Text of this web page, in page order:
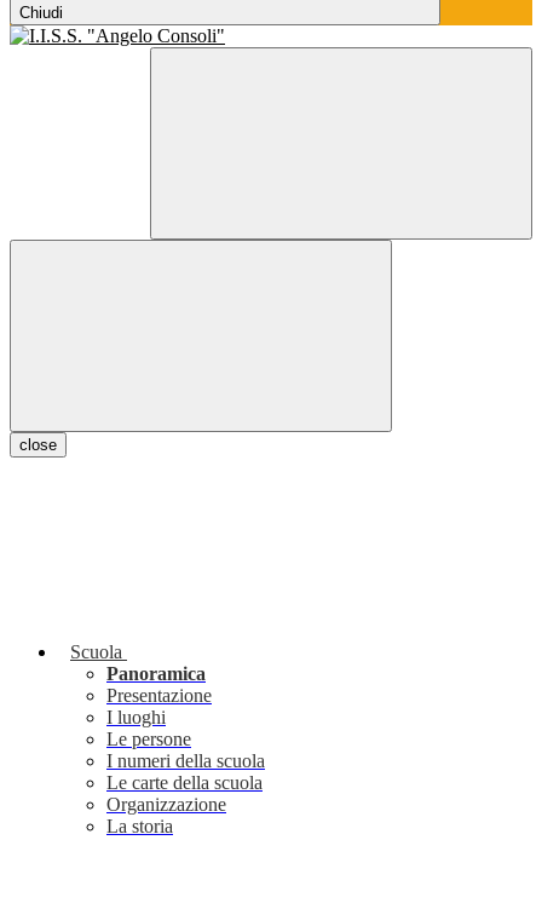
Chiudi
close
Scuola
Panoramica
Presentazione
I luoghi
Le persone
I numeri della scuola
Le carte della scuola
Organizzazione
La storia